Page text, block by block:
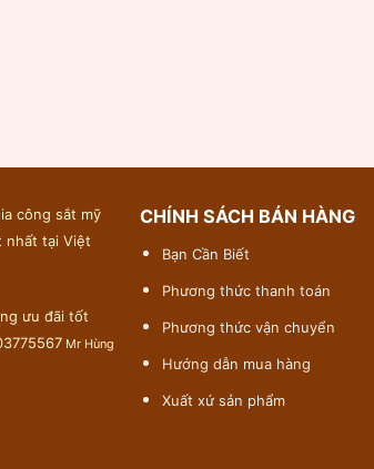
công sắt mỹ
nhất tại Việt
ưu đãi tốt
Mr Hùng
CHÍNH SÁCH BÁN HÀNG
Bạn Cần Biết
Phương thức thanh toán
Phương thức vận chuyển
Hướng dẫn mua hàng
Xuất xứ sản phẩm